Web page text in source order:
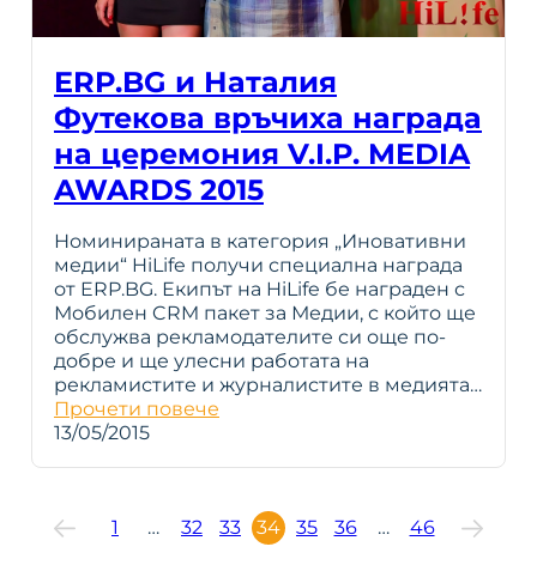
ERP.BG и Наталия
Футекова връчиха награда
на церемония V.I.P. MEDIA
AWARDS 2015
Номинираната в категория „Иновативни
медии“ HiLife получи специална награда
от ERP.BG. Екипът на HiLife бе награден с
Мобилен CRM пакет за Медии, с който ще
обслужва рекламодателите си още по-
добре и ще улесни работата на
рекламистите и журналистите в медията…
Прочети повече
13/05/2015
1 … 32 33 34 35 36 … 46